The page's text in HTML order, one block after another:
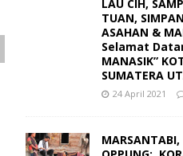
LAU CIH,
TUAN,
ASAHAN &
Selamat
MANASIK”
SUMATERA
24 April 2021